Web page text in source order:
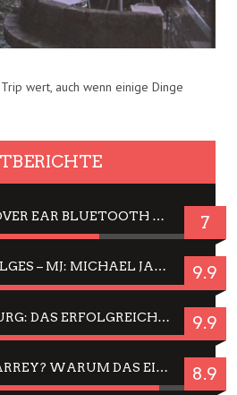
wert, auch wenn einige Dinge
JBL TUNE 720BT: OVER EAR BLUETOOTH KOPFHÖRER UM DIE 50,-€ IM DAUER-TEST 7
WEGEN DES ERFOLGES – MJ: MICHAEL JACKSON MUSICAL IN EINER MATINEE SEHEN 9.9
JELLYFISH HAMBURG: DAS ERFOLGREICHE SOMMER-MENÜ 2025 IN GEFÜHLEN UND BILDERN 9.9
CÉSAR FÜR JIM CARREY? WARUM DAS EINER DER NERVIGSTEN ACTORS IST UND BLEIBT 8.9